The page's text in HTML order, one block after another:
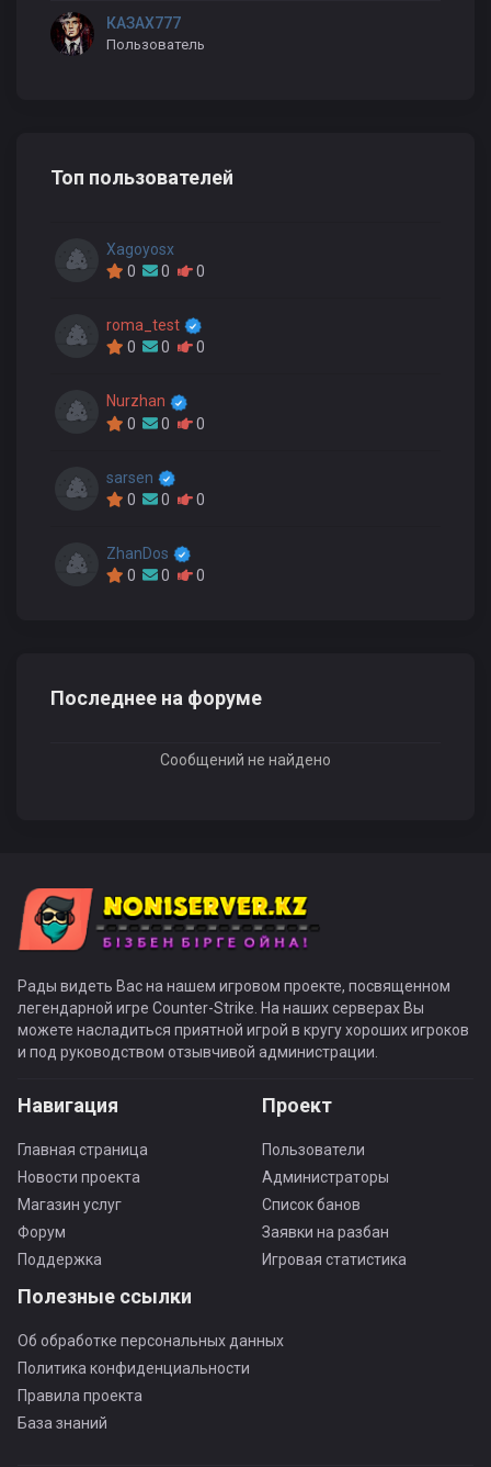
КАЗАХ777
Пользователь
Топ пользователей
Xagoyosx
0
0 0
roma_test
0
0 0
Nurzhan
0
0 0
sarsen
0
0 0
ZhanDos
0
0 0
Последнее на форуме
Сообщений не найдено
Рады видеть Вас на нашем игровом проекте, посвященном
легендарной игре Counter-Strike. На наших серверах Вы
можете насладиться приятной игрой в кругу хороших игроков
и под руководством отзывчивой администрации.
Навигация
Главная страница
Новости проекта
Магазин услуг
Форум
Поддержка
Проект
Пользователи
Администраторы
Список банов
Заявки на разбан
Игровая статистика
Полезные ссылки
Об обработке персональных данных
Политика конфиденциальности
Правила проекта
База знаний